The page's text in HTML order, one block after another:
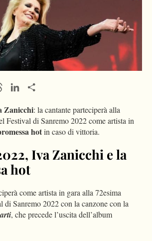
ThreadsLinkedIn
Zanicchi: la cantante parteciperà alla
Festival di Sanremo 2022 come artista in
hotin caso di vittoria.
Iva Zanicchi e la
hot
come artista in gara alla 72esima
di Sanremo 2022 con la canzone con la
, che precede l’uscita dell’album